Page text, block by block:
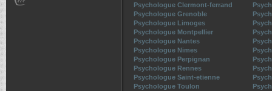
Psychologue Clermont-ferrand
Psychologue Grenoble
Psychologue Limoges
Psychologue Montpellier
Psychologue Nantes
Psychologue Nimes
Psychologue Perpignan
Psychologue Rennes
Psychologue Saint-etienne
Psychologue Toulon